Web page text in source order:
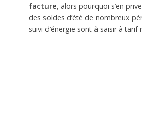
facture, alors pourquoi s’en
des soldes d’été de nombreux
suivi d’énergie sont à saisir à tarif